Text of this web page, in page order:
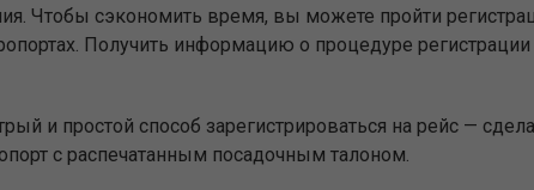
Чтобы сэкономить время, вы можете пройти
Получить информацию о процедуре
и простой способ зарегистрироваться на рейс —
с распечатанным посадочным талоном.